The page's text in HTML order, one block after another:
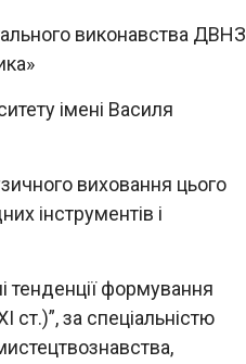
виконавства ДВНЗ
імені Василя
виховання цього
інструментів і
тенденції формування
ст.)”, за спеціальністю